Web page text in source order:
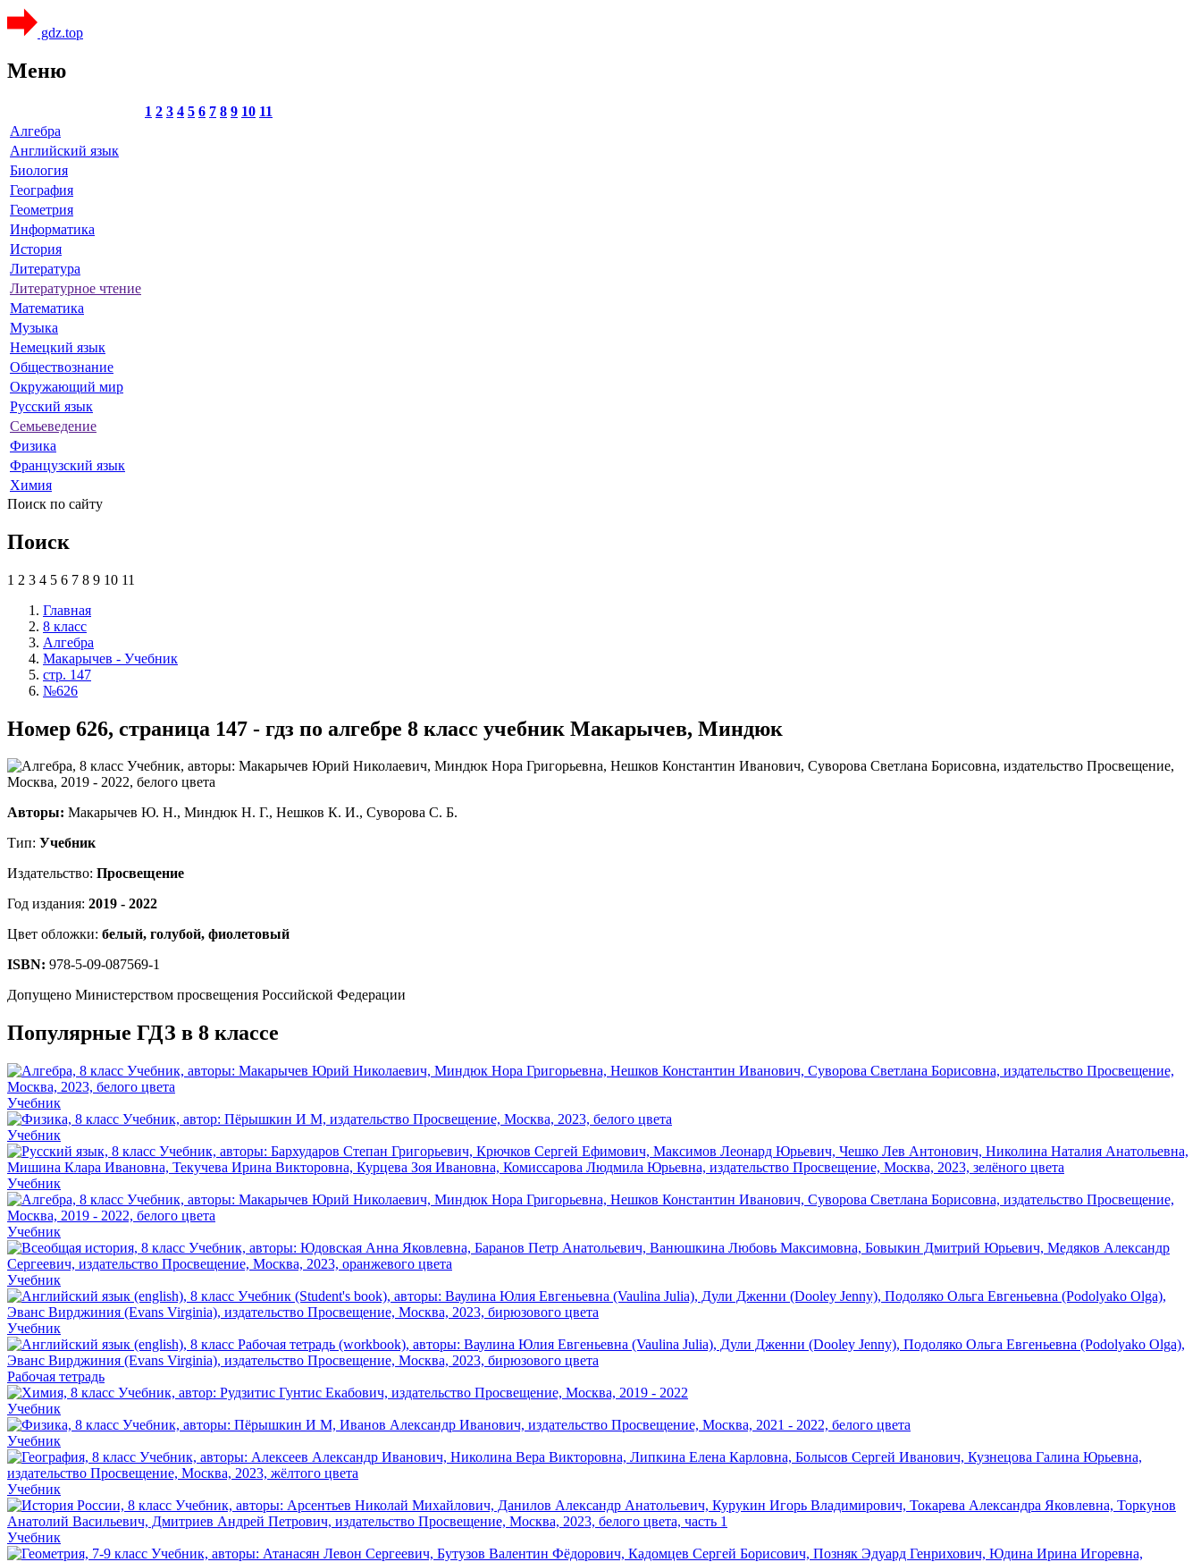
gdz.top
Меню
1 2 3 4 5 6 7 8 9 10 11
Алгебра
Английский язык
Биология
География
Геометрия
Информатика
История
Литература
Литературное чтение
Математика
Музыка
Немецкий язык
Обществознание
Окружающий мир
Русский язык
Семьеведение
Физика
Французский язык
Химия
Поиск по сайту
Поиск
1 2 3 4 5 6 7 8 9 10 11
Главная
8 класс
Алгебра
Макарычев - Учебник
стр. 147
№626
Номер 626, страница 147 - гдз по алгебре 8 класс учебник Макарычев, Миндюк
Авторы: Макарычев Ю. Н., Миндюк Н. Г., Нешков К. И., Суворова С. Б.
Тип: Учебник
Издательство: Просвещение
Год издания: 2019 - 2022
Цвет обложки: белый, голубой, фиолетовый
ISBN: 978-5-09-087569-1
Допущено Министерством просвещения Российской Федерации
Популярные ГДЗ в 8 классе
Учебник
Учебник
Учебник
Учебник
Учебник
Учебник
Рабочая тетрадь
Учебник
Учебник
Учебник
Учебник